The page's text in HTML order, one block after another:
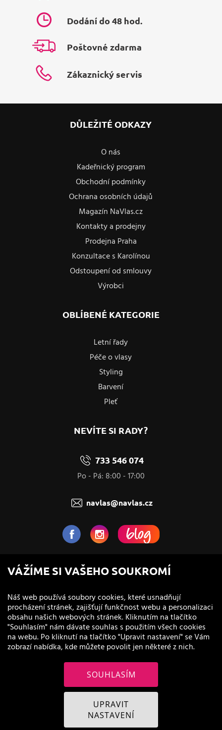
Dodání do 48 hod.
Poštovné zdarma
Zákaznický servis
DŮLEŽITÉ ODKAZY
O nás
Kadeřnický program
Obchodní podmínky
Ochrana osobních údajů
Magazín NaVlas.cz
Kontakty a prodejny
Prodejna Praha
Konzultace s Karolínou
Odstoupení od smlouvy
Výrobci
OBLÍBENÉ KATEGORIE
Letní řady
Péče o vlasy
Styling
Barvení
Pleť
NEVÍTE SI RADY?
733 546 074
Po - Pá: 8:00 - 17:00
navlas@navlas.cz
NaVlas.cz - Vlasová kosmetika
provozovatel e-shopu a prodejen
© 2011 - 2026 NaVlas.cz
VÁŽÍME SI VAŠEHO SOUKROMÍ
Náš web používá soubory cookies, které usnadňují
procházení stránek, zajišťují funkčnost webu a personalizaci
obsahu našich webových stránek. Kliknutím na tlačítko
"Souhlasím" nám dávate souhlas s použitím všech cookies
na webu. Po kliknutí na tlačítko "Upravit nastavení" se Vám
zobrazí nabídka, kde můžete povolit jen některé z nich.
SOUHLASÍM
UPRAVIT
NASTAVENÍ